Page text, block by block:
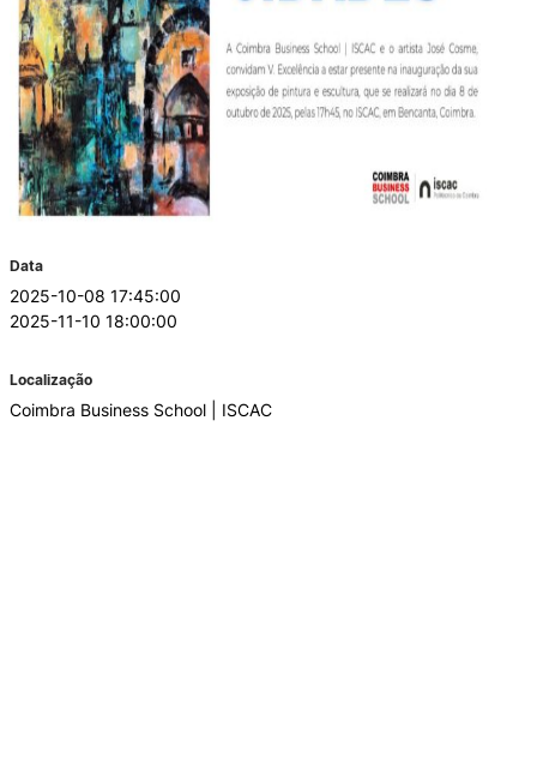
Política de privacidade e cookies
©2026 Instituto Politécnico de Coimbra | Instituto Superior de Contabilidade e Administração de
Coimbra. Todos os direitos reservados.
Data
2025-10-08 17:45:00
2025-11-10 18:00:00
Localização
Coimbra Business School | ISCAC